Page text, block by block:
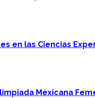
en las Ciencias
Mexicana